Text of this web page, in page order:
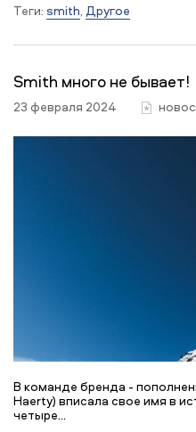
Теги: smith, Другое
Smith много не бывает!
23 февраля 2024
В команде бренда -
Haerty) вписала свое имя в
четыре...